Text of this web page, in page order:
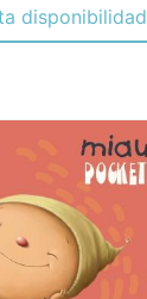
disponibilidad